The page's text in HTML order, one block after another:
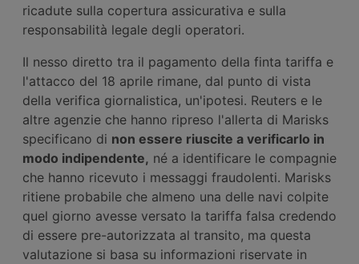
ricadute sulla copertura assicurativa e sulla
responsabilità legale degli operatori.
Il nesso diretto tra il pagamento della finta tariffa e
l'attacco del 18 aprile rimane, dal punto di vista
della verifica giornalistica, un'ipotesi. Reuters e le
altre agenzie che hanno ripreso l'allerta di Marisks
specificano di non essere riuscite a verificarlo in
modo indipendente, né a identificare le compagnie
che hanno ricevuto i messaggi fraudolenti. Marisks
ritiene probabile che almeno una delle navi colpite
quel giorno avesse versato la tariffa falsa credendo
di essere pre-autorizzata al transito, ma questa
valutazione si basa su informazioni riservate in